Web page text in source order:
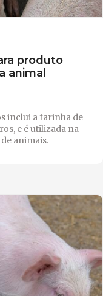
produto
animal
inclui a farinha de
e é utilizada na
animais.